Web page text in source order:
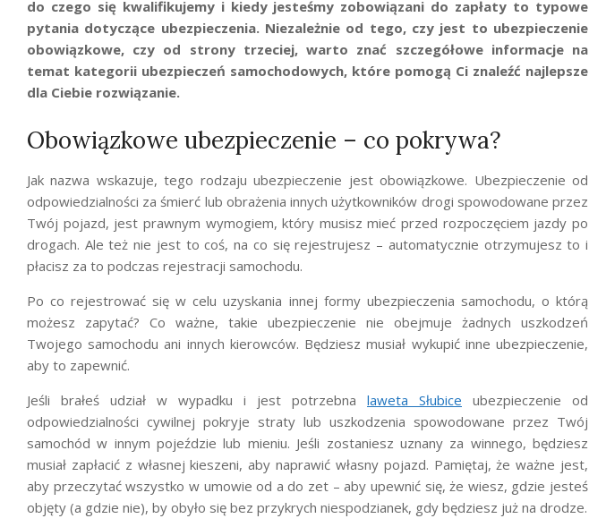
do czego się kwalifikujemy i kiedy jesteśmy zobowiązani do zapłaty to typowe
pytania dotyczące ubezpieczenia. Niezależnie od tego, czy jest to ubezpieczenie
obowiązkowe, czy od strony trzeciej, warto znać szczegółowe informacje na
temat kategorii ubezpieczeń samochodowych, które pomogą Ci znaleźć najlepsze
dla Ciebie rozwiązanie.
Obowiązkowe ubezpieczenie – co pokrywa?
Jak nazwa wskazuje, tego rodzaju ubezpieczenie jest obowiązkowe. Ubezpieczenie od
odpowiedzialności za śmierć lub obrażenia innych użytkowników drogi spowodowane przez
Twój pojazd, jest prawnym wymogiem, który musisz mieć przed rozpoczęciem jazdy po
drogach. Ale też nie jest to coś, na co się rejestrujesz – automatycznie otrzymujesz to i
płacisz za to podczas rejestracji samochodu.
Po co rejestrować się w celu uzyskania innej formy ubezpieczenia samochodu, o którą
możesz zapytać? Co ważne, takie ubezpieczenie nie obejmuje żadnych uszkodzeń
Twojego samochodu ani innych kierowców. Będziesz musiał wykupić inne ubezpieczenie,
aby to zapewnić.
Jeśli brałeś udział w wypadku i jest potrzebna laweta Słubice ubezpieczenie od
odpowiedzialności cywilnej pokryje straty lub uszkodzenia spowodowane przez Twój
samochód w innym pojeździe lub mieniu. Jeśli zostaniesz uznany za winnego, będziesz
musiał zapłacić z własnej kieszeni, aby naprawić własny pojazd. Pamiętaj, że ważne jest,
aby przeczytać wszystko w umowie od a do zet – aby upewnić się, że wiesz, gdzie jesteś
objęty (a gdzie nie), by obyło się bez przykrych niespodzianek, gdy będziesz już na drodze.